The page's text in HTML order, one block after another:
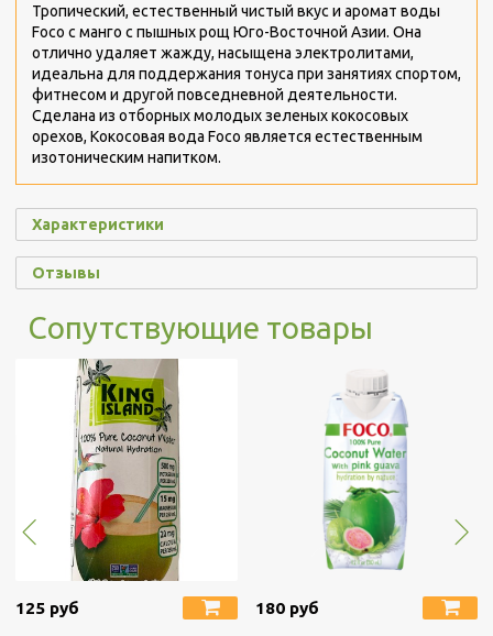
Тропический, естественный чистый вкус и аромат воды
Foco с манго с пышных рощ Юго-Восточной Азии. Она
отлично удаляет жажду, насыщена электролитами,
идеальна для поддержания тонуса при занятиях спортом,
фитнесом и другой повседневной деятельности.
Сделана из отборных молодых зеленых кокосовых
орехов, Кокосовая вода Foco является естественным
изотоническим напитком.
Характеристики
Отзывы
Сопутствующие товары
125 руб 180 руб